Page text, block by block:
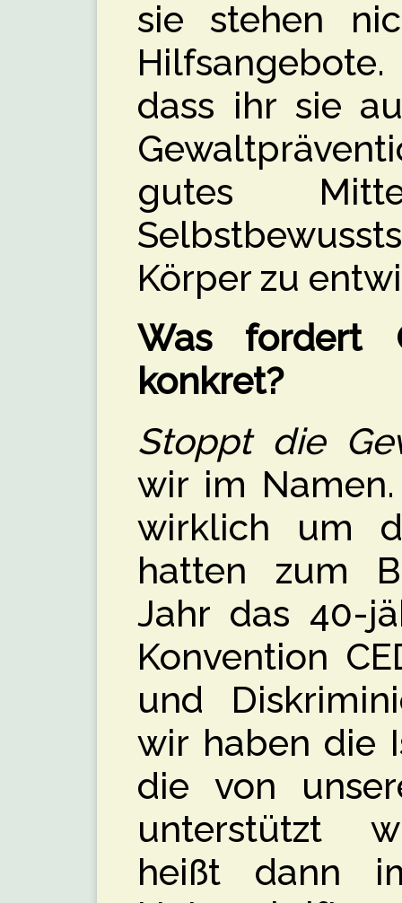
sie stehen
dass ihr sie
gutes
Körper zu
Was fordert
konkret?
Stoppt die
wir im
wirklich um
hatten zum
Jahr das 40-
Konvention
und
wir haben die
die von
unterstützt
heißt dann